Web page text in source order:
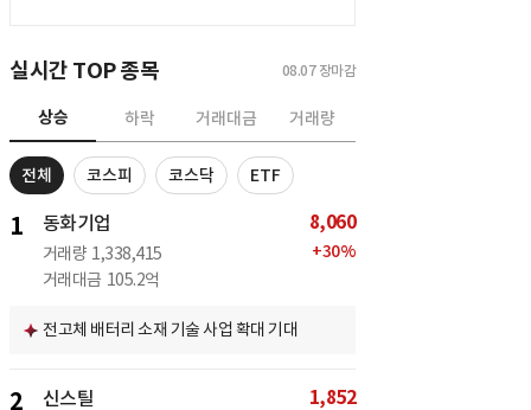
실시간 TOP 종목 08.07 장마감
상승 하락 거래대금 거래량
전체 코스피 코스닥 ETF
1 동화기업
거래량 1,338,415
거래대금 105.2억
8,060
+30%
전고체 배터리 소재 기술 사업 확대 기대
2 신스틸 1,852